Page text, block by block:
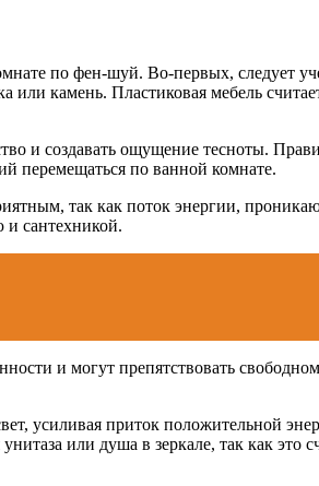
по фен-шуй. Во-первых, следует
камень. Пластиковая мебель
и создавать ощущение тесноты.
перемещаться по ванной комнате.
так как поток энергии,
сантехникой.
и могут препятствовать
усиливая приток положительной
или душа в зеркале, так как это